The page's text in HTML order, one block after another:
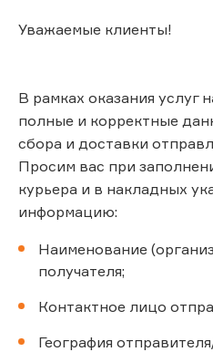
Уважаемые клиенты!
В рамках оказания услуг
полные и корректные
сбора и доставки
Просим вас при
курьера и в накладных
информацию:
Наименование
получателя;
Контактное лицо
География